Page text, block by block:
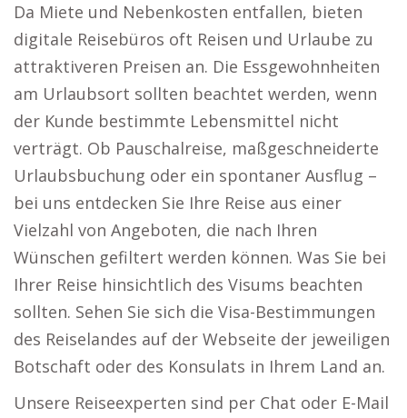
Da Miete und Nebenkosten entfallen, bieten
digitale Reisebüros oft Reisen und Urlaube zu
attraktiveren Preisen an. Die Essgewohnheiten
am Urlaubsort sollten beachtet werden, wenn
der Kunde bestimmte Lebensmittel nicht
verträgt. Ob Pauschalreise, maßgeschneiderte
Urlaubsbuchung oder ein spontaner Ausflug –
bei uns entdecken Sie Ihre Reise aus einer
Vielzahl von Angeboten, die nach Ihren
Wünschen gefiltert werden können. Was Sie bei
Ihrer Reise hinsichtlich des Visums beachten
sollten. Sehen Sie sich die Visa-Bestimmungen
des Reiselandes auf der Webseite der jeweiligen
Botschaft oder des Konsulats in Ihrem Land an.
Unsere Reiseexperten sind per Chat oder E-Mail